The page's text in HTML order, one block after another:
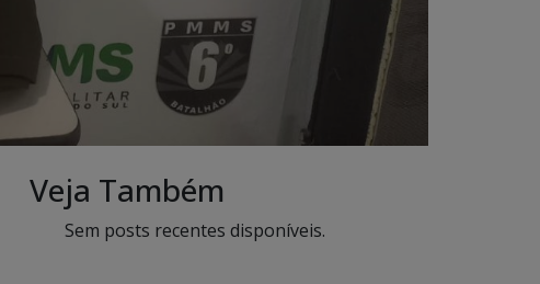
Veja Também
Sem posts recentes disponíveis.